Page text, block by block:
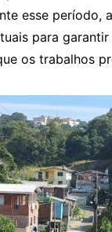
esse período,
para
os trabalhos